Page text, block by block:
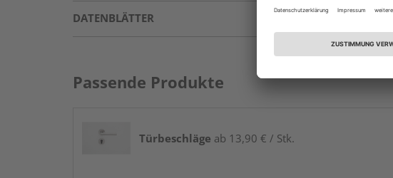
DATENBLÄTTER
Passende Produkte
Türbeschläge ab 13,90 € / Stk.